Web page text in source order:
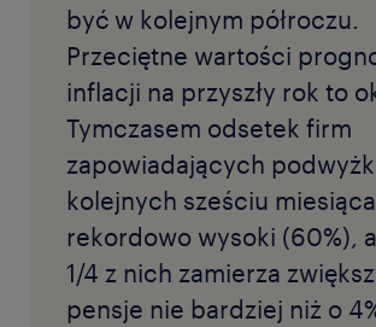
być w kolejnym półroczu.
Przeciętne wartości
inflacji na przyszły rok to
Tymczasem odsetek firm
zapowiadających
kolejnych sześciu
rekordowo wysoki (60%),
1/4 z nich zamierza
pensje nie bardziej niż o